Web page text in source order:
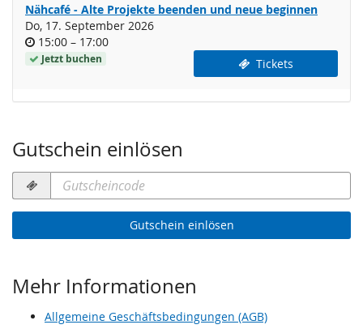
Nähcafé - Alte Projekte beenden und neue beginnen
Do, 17. September 2026
Uhrzeit
15:00 –bis
17:00
Jetzt buchen Tickets
Gutschein einlösen
Gutscheincode
erforderlich
Gutschein einlösen
Mehr Informationen
Allgemeine Geschäftsbedingungen (AGB)